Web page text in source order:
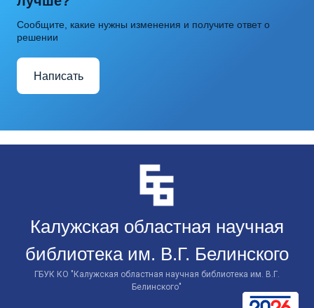
Сообщите, какие нужны изменения и получите ответ о
решении
Написать
Калужская областная научная
библиотека им. В.Г. Белинского
ГБУК КО "Калужская областная научная библиотека им. В.Г.
Белинского"